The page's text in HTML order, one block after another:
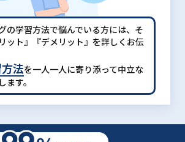
の学習方法で悩んでいる方には、 そ
ット』『デメリット』を詳しくお伝
法を一人一人に寄り添って中立な
ます。